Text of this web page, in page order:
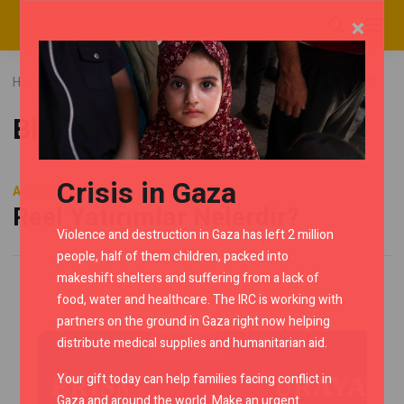
Home Uncategorized Reel Yatırımlar Nelerdir?
Blog
AUGUST 25, 2023
Reel Yatırımlar Nelerdir?
ERİŞMEK İÇİN BURAYA
×
Crisis in Gaza
Violence and destruction in Gaza has left 2 million
people, half of them children, packed into
makeshift shelters and suffering from a lack of
food, water and healthcare. The IRC is working with
partners on the ground in Gaza right now helping
distribute medical supplies and humanitarian aid.
Your gift today can help families facing conflict in